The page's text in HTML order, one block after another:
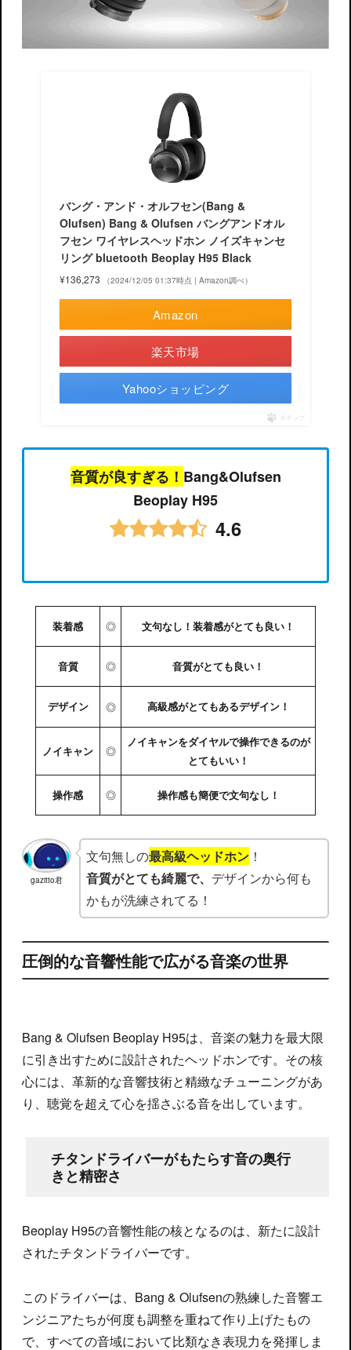
バング・アンド・オルフセン(Bang &
Olufsen) Bang & Olufsen バングアンドオル
フセン ワイヤレスヘッドホン ノイズキャンセ
リング bluetooth Beoplay H95 Black
¥136,273 （2024/12/05 01:37時点 | Amazon調べ）
Amazon
楽天市場
Yahooショッピング
ポチップ
音質が良すぎる！ Bang&Olufsen
Beoplay H95
4.6
装着感 ◎ 文句なし！装着感がとても良い！
音質 ◎ 音質がとても良い！
デザイン ◎ 高級感がとてもあるデザイン！
ノイキャン ◎
ノイキャンをダイヤルで操作できるのが
とてもいい！
操作感 ◎ 操作感も簡便で文句なし！
gazitto君
文句無しの最高級ヘッドホン！
音質がとても綺麗で、 デザインから何も
かもが洗練されてる！
圧倒的な音響性能で広がる音楽の世界
Bang & Olufsen Beoplay H95は、音楽の魅力を最大限
に引き出すために設計されたヘッドホンです。その核
心には、革新的な音響技術と精緻なチューニングがあ
り、聴覚を超えて心を揺さぶる音を出しています。
チタンドライバーがもたらす音の奥行
きと精密さ
Beoplay H95の音響性能の核となるのは、新たに設計
されたチタンドライバーです。
このドライバーは、Bang & Olufsenの熟練した音響エ
ンジニアたちが何度も調整を重ねて作り上げたもの
で、すべての音域において比類なき表現力を発揮しま